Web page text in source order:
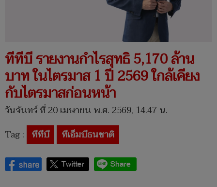
ทีทีบี รายงานกำไรสุทธิ 5,170 ล้าน
บาท ในไตรมาส 1 ปี 2569 ใกล้เคียง
กับไตรมาสก่อนหน้า
วันจันทร์ ที่ 20 เมษายน พ.ศ. 2569, 14.47 น.
Tag : ทีทีบี ทีเอ็มบีธนชาติ